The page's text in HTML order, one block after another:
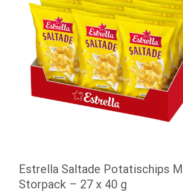
Estrella Saltade Potatischips
Storpack – 27 x 40 g